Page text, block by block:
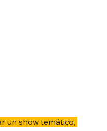
un show temático,